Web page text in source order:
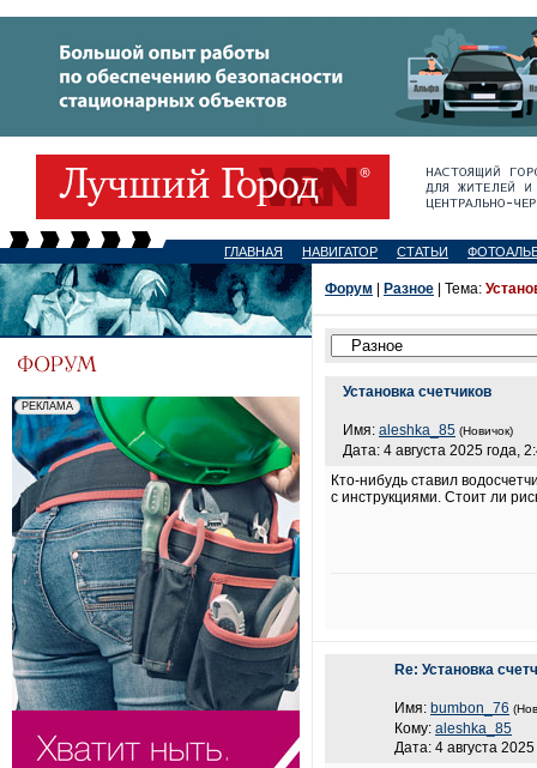
ГЛАВНАЯ НАВИГАТОР СТАТЬИ
Форум Разное | Тема:
Установка счетчиков
Имя: aleshka_85 (Новичок)
Дата: 4 августа 2025 года,
Кто-нибудь ставил
с инструкциями. Стоит ли
Re: Установка
Имя: bumbon_76
Кому: aleshka_85
Дата: 4 августа